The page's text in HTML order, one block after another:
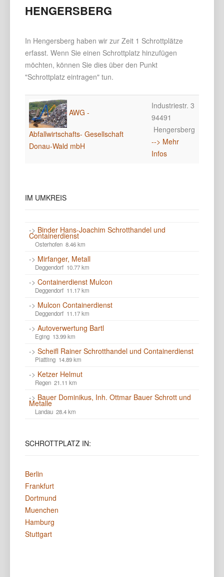
HENGERSBERG
In Hengersberg haben wir zur Zeit 1 Schrottplätze
erfasst. Wenn Sie einen Schrottplatz hinzufügen
möchten, können Sie dies über den Punkt
"Schrottplatz eintragen" tun.
AWG -
Abfallwirtschafts- Gesellschaft
Donau-Wald mbH
Industriestr. 3
94491
Hengersberg
--> Mehr
Infos
IM UMKREIS
-> Binder Hans-Joachim Schrotthandel und
Containerdienst
Osterhofen 8.46 km
-> Mirfanger, Metall
Deggendorf 10.77 km
-> Containerdienst Mulcon
Deggendorf 11.17 km
-> Mulcon Containerdienst
Deggendorf 11.17 km
-> Autoverwertung Bartl
Eging 13.99 km
-> Scheifl Rainer Schrotthandel und Containerdienst
Plattling 14.89 km
-> Ketzer Helmut
Regen 21.11 km
-> Bauer Dominikus, Inh. Ottmar Bauer Schrott und
Metalle
Landau 28.4 km
SCHROTTPLATZ IN:
Berlin
Frankfurt
Dortmund
Muenchen
Hamburg
Stuttgart